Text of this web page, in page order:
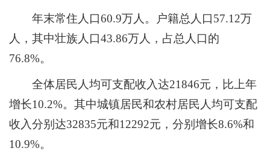
年末常住人口60.9万人。户籍总人口57.12万
人，其中壮族人口43.86万人，占总人口的
76.8%。
全体居民人均可支配收入达21846元，比上年
增长10.2%。其中城镇居民和农村居民人均可支配
收入分别达32835元和12292元，分别增长8.6%和
10.9%。